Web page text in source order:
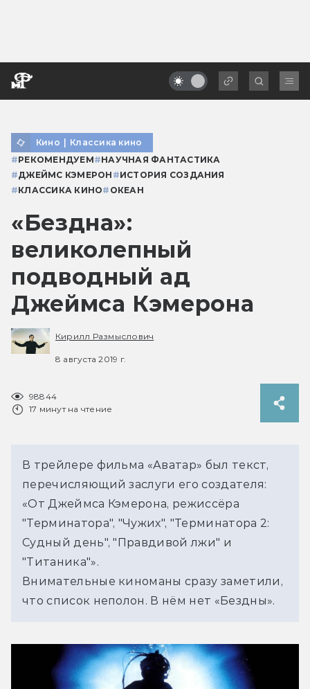
Кино | Классика кино
#РЕКОМЕНДУЕМ#НАУЧНАЯ ФАНТАСТИКА
#ДЖЕЙМС КЭМЕРОН #ИСТОРИЯ СОЗДАНИЯ
#КЛАССИКА КИНО# ОКЕАН
«Бездна»:
великолепный
подводный ад
Джеймса Кэмерона
Кирилл Размыслович
8 августа 2019 г.
98844
17 минут на чтение
В трейлере фильма «Аватар» был текст,
перечисляющий заслуги его создателя:
«От Джеймса Кэмерона, режиссёра
"Терминатора", "Чужих", "Терминатора 2:
Судный день", "Правдивой лжи" и
"Титаника"».
Внимательные киноманы сразу заметили,
что список неполон. В нём нет «Бездны».